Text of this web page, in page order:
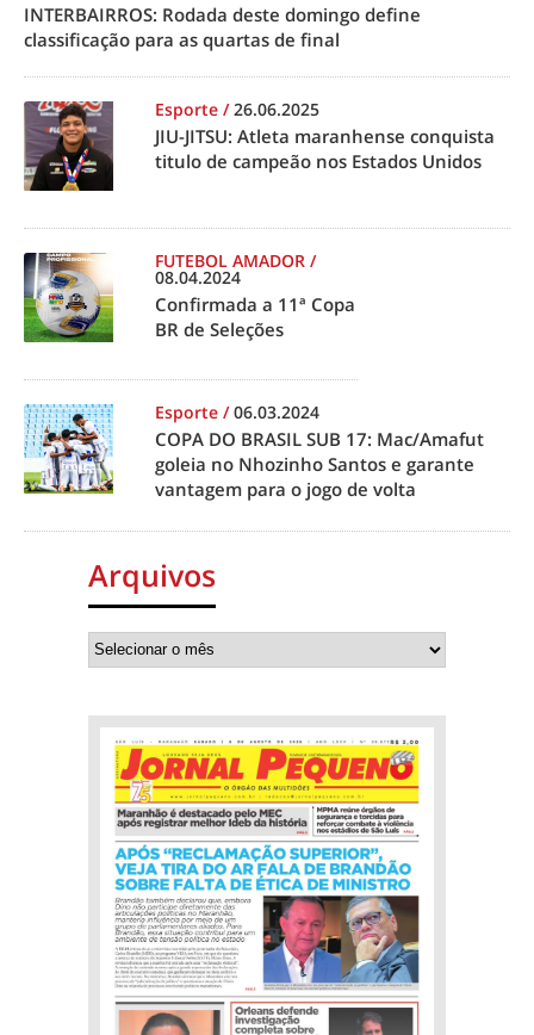
INTERBAIRROS: Rodada deste domingo define
classificação para as quartas de final
Esporte /26.06.2025
JIU-JITSU: Atleta maranhense conquista
titulo de campeão nos Estados Unidos
FUTEBOL AMADOR /
08.04.2024
Confirmada a 11ª Copa
BR de Seleções
Esporte /06.03.2024
COPA DO BRASIL SUB 17: Mac/Amafut
goleia no Nhozinho Santos e garante
vantagem para o jogo de volta
Arquivos